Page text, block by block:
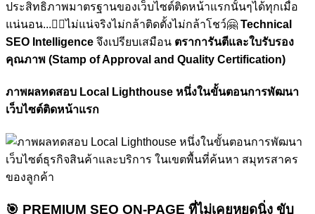
ประสิทธิภาพมาตรฐานของเว็บไซต์ติดหน้าแรกนั้นๆได้ทุกเมื่อ
แน่นอน...🏋🏼ไม่แน่จริงไม่กล้าติดตั้งไม่กล้าโชว์🤗 Technical
SEO Intelligence จึงเปรียบเสมือน ตราการันตีและใบรับรอง
คุณภาพ (Stamp of Approval and Quality Certification)
ภาพผลทดสอบ Local Lighthouse หนึ่งในขั้นตอนการพัฒนา
เว็บไซต์ติดหน้าแรก
🎯 PREMIUM SEO ON-PAGE ที่ไม่เคยหยุดนิ่ง ขับ